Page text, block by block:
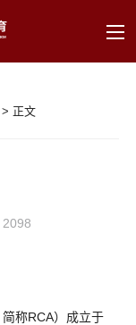
> 正文
2098
称RCA）成立于